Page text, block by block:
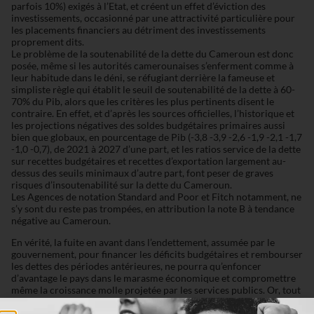
parfois 10%) exigés à l’Etat, et créent un effet d’éviction des
investissements, occasionné par une attractivité particulière pour
les placements financiers au détriment des investissements
proprement dits.
Le problème de la soutenabilité de la dette du Cameroun est donc
posée, même si les autorités camerounaises s’enferment comme à
leur habitude dans le déni, se réfugiant derrière la fameuse et
simpliste règle qui établit le seuil de soutenabilité de la dette à 60-
70% du Pib, alors que les critères les plus pertinents disent le
contraire. En effet, et d’après les sources officielles, l’historique et
les projections négatives des soldes budgétaires primaires aussi
bien que globaux, en pourcentage de Pib (-3,8 -3,9 -2,6 -1,9 -2,1 -1,7
-1,0 -0,7), de 2021 à 2027 d’une part, et les ratios service de la dette
sur recettes budgétaires et recettes d’exportation largement au-
dessus des seuils minimaux d’autre part, font peser de graves
risques d’insoutenabilité sur la dette du Cameroun.
Les Agences de notation Standard and Poor et Fitch notamment, ne
s’y sont du reste pas trompées, en attribution la note B à tendance
négative au Cameroun.
En vérité, la fuite en avant dans l’endettement, assumée par le
gouvernement, pour financer les déficits budgétaires et rembourser
les dettes des périodes antérieures, ne pourra qu’enfoncer
d’avantage le pays dans le marasme économique et compromettre
même la croissance molle projetée par les services publics. Or, tout
est lié en économie et le secteur extérieur ne peut bien se porter